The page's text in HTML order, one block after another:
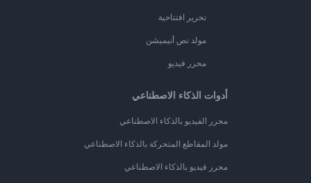
تحرير افتتاحية
مولد نص أنيميشن
محرر فيديو
أدوات الذكاء الاصطناعي
محرر الفيديو بالذكاء الاصطناعي
مولد المقاطع المتحركة بالذكاء الاصطناعي
محرر فيديو بالذكاء الاصطناعي